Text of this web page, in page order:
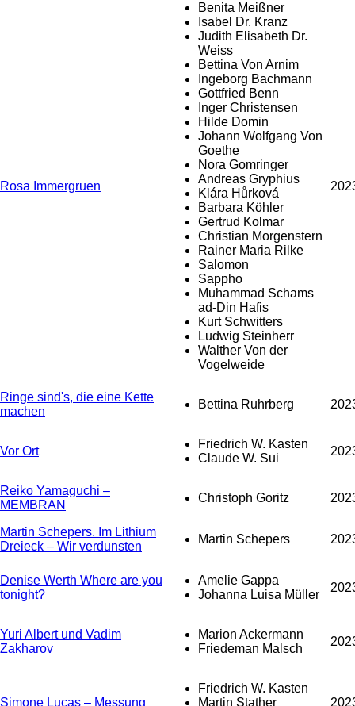
Rosa Immergruen
Benita Meißner
Isabel Dr. Kranz
Judith Elisabeth Dr.
Weiss
Bettina Von Arnim
Ingeborg Bachmann
Gottfried Benn
Inger Christensen
Hilde Domin
Johann Wolfgang Von
Goethe
Nora Gomringer
Andreas Gryphius
Klára Hůrková
Barbara Köhler
Gertrud Kolmar
Christian Morgenstern
Rainer Maria Rilke
Salomon
Sappho
Muhammad Schams
ad-Din Hafis
Kurt Schwitters
Ludwig Steinherr
Walther Von der
Vogelweide
Ringe sind's, die eine Kette
machen
Bettina Ruhrberg
Vor Ort
Friedrich W. Kasten
Claude W. Sui
Reiko Yamaguchi –
MEMBRAN
Christoph Goritz
Martin Schepers. Im Lithium
Dreieck – Wir verdunsten
Martin Schepers
Denise Werth Where are you
tonight?
Amelie Gappa
Johanna Luisa Müller
Yuri Albert und Vadim
Zakharov
Marion Ackermann
Friedeman Malsch
Simone Lucas – Messung
Friedrich W. Kasten
Martin Stather